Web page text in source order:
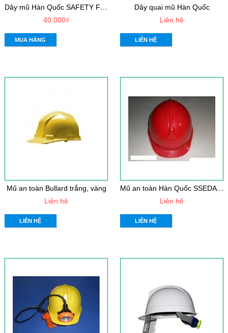
D
ây mũ Hàn Quốc SAFETY FRIST
40.000₫
MUA HÀNG
Dây quai mũ Hàn Quốc
Liên hệ
LIÊN HỆ
Mũ an toàn Bullard trắng, vàng
Liên hệ
LIÊN HỆ
M
ũ an toàn Hàn Quốc SSEDA đỏ
Liên hệ
LIÊN HỆ